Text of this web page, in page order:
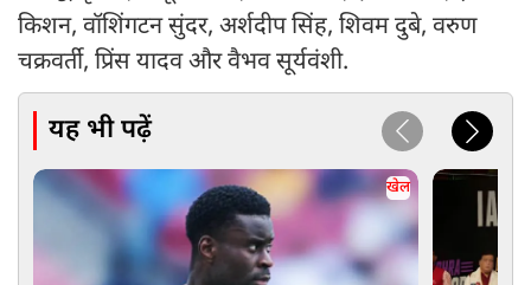
किशन, वॉशिंगटन सुंदर, अर्शदीप सिंह, शिवम दुबे, वरुण
चक्रवर्ती, प्रिंस यादव और वैभव सूर्यवंशी.
यह भी पढ़ें
खेल